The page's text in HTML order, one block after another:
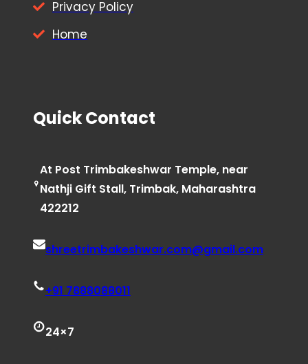
Privacy Policy
Home
Quick Contact
At Post Trimbakeshwar Temple, near
Nathji Gift Stall, Trimbak, Maharashtra
422212
shreetrimbakeshwar.com@gmail.com
+91 7888088011
24×7